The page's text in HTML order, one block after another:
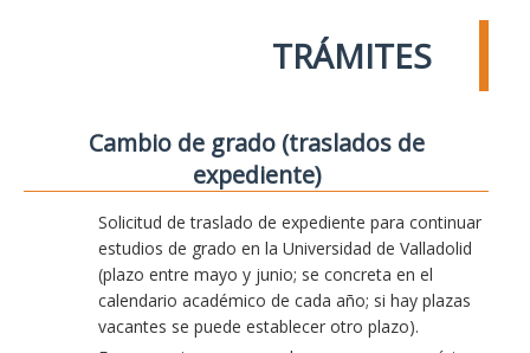
TRÁMITES
Cambio de grado (traslados de
expediente)
Solicitud de traslado de expediente para continuar
estudios de grado en la Universidad de Valladolid
(plazo entre mayo y junio; se concreta en el
calendario académico de cada año; si hay plazas
vacantes se puede establecer otro plazo).